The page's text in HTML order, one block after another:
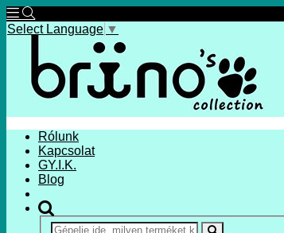
Select Language ▼
Rólunk
Kapcsolat
GY.I.K.
Blog